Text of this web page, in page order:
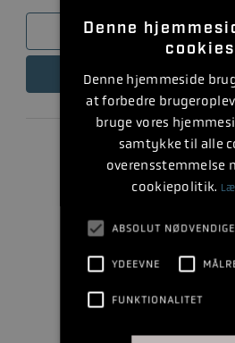
LÆS MERE
Denne
cookies
Denne hjemmeside
at forbedre
bruge vores
samtykke til alle
overensstemmelse
cookiepolitik.
ABSOLUT NØDVENDIGE
YDEEVNE
FUNKTIONALITET